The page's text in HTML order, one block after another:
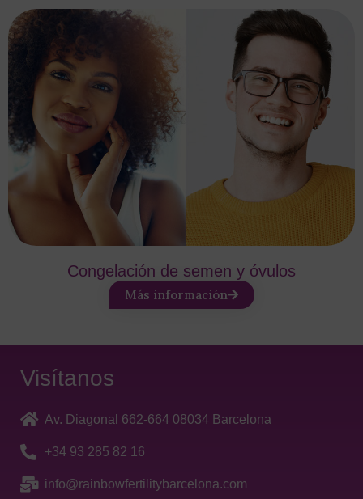
Congelación de semen y óvulos
Más información
Visítanos
Av. Diagonal 662-664 08034 Barcelona
+34 93 285 82 16
info@rainbowfertilitybarcelona.com